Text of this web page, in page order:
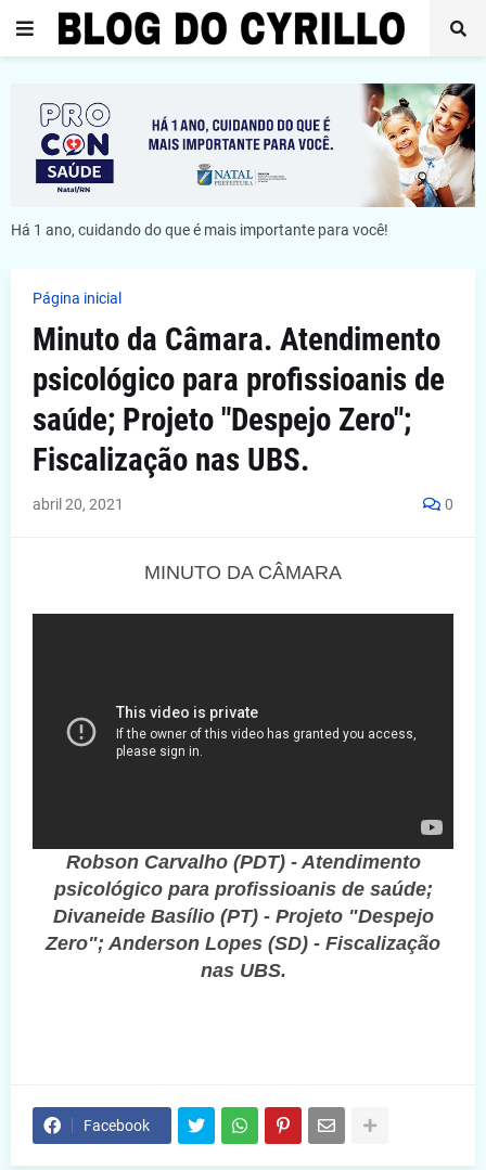
Há 1 ano, cuidando do que é mais importante para você!
Página inicial
Minuto da Câmara. Atendimento
psicológico para profissioanis de
saúde; Projeto "Despejo Zero";
Fiscalização nas UBS.
abril 20, 2021 0
MINUTO DA CÂMARA
Robson Carvalho (PDT) - Atendimento
psicológico para profissioanis de saúde;
Divaneide Basílio (PT) - Projeto "Despejo
Zero"; Anderson Lopes (SD) - Fiscalização
nas UBS.
Facebook